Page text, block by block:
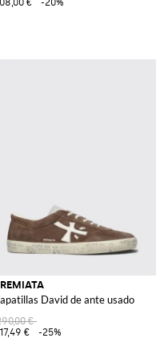
€
-20%
David de ante usado
€
€
-25%